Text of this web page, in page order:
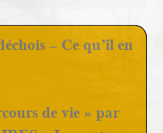
– Ce qu’il en
de vie » par